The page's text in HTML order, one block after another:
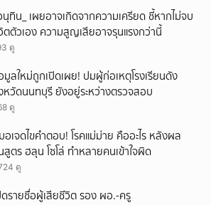
นุทิน_ เผยอาจเกิดจากความเครียด ชี้หากไม่จบ
ตตัวเอง ความสูญเสียอาจรุนแรงกว่านี้
ดู
มูลใหม่ถูกเปิดเผย! ปมผู้ก่อเหตุโรงเรียนดัง
หวัดนนทบุรี ยังอยู่ระหว่างตรวจสอบ
ดู
อเจดไขคำตอบ! โรคแม่ม่าย คืออะไร หลังผล
สูตร ฮลุน โซโล่ ทำหลายคนเข้าใจผิด
ดู
ดรายชื่อผู้เสียชีวิต รอง ผอ.-ครู